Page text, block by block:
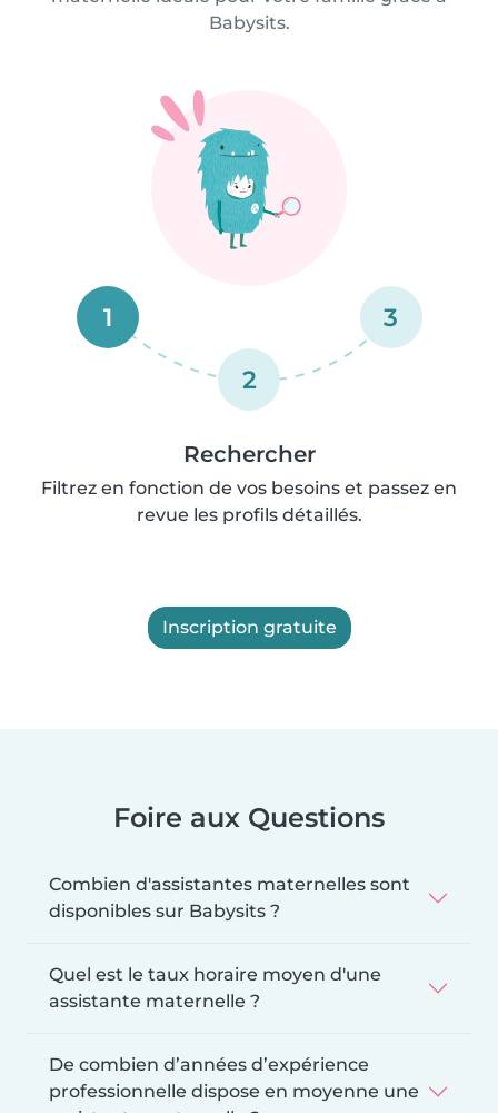
Babysits.
1
2
3
Rechercher
Filtrez en fonction de vos besoins et passez en
revue les profils détaillés.
Inscription gratuite
Foire aux Questions
Combien d'assistantes maternelles sont
disponibles sur Babysits ?
Quel est le taux horaire moyen d'une
assistante maternelle ?
De combien d’années d’expérience
professionnelle dispose en moyenne une